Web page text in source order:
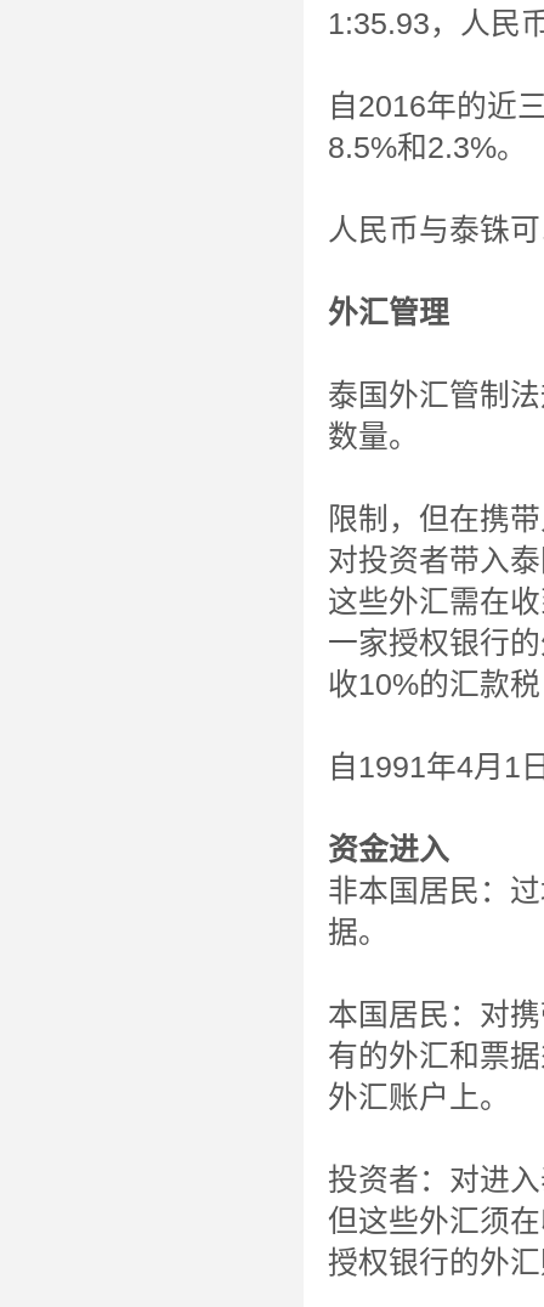
1:35.93，人民
自2016年的近
8.5%和2.3%。
人民币与泰铢
外汇管理
泰国外汇管制
数量。
限制，但在携
对投资者带入
这些外汇需在
一家授权银行
收10%的汇款
自1991年4月1
资金进入
非本国居民：
据。
本国居民：对
有的外汇和票
外汇账户上。
投资者：对进
但这些外汇须
授权银行的外